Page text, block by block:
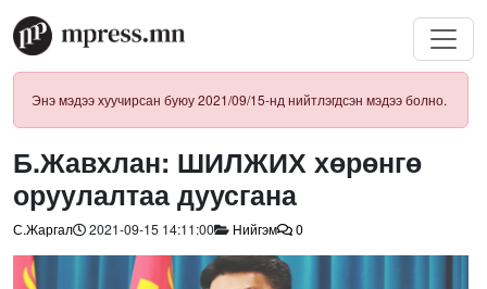
Энэ мэдээ хуучирсан буюу 2021/09/15-нд нийтлэгдсэн мэдээ болно.
Б.Жавхлан: ШИЛЖИХ хөрөнгө
оруулалтаа дуусгана
С.Жаргал 2021-09-15 14:11:00 Нийгэм 0